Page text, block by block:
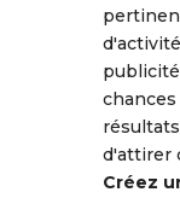
d'attirer
Créez